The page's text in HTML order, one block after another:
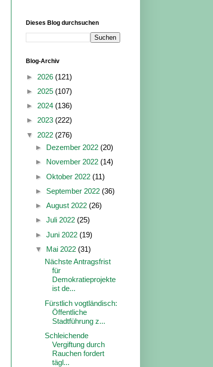
Dieses Blog durchsuchen
Blog-Archiv
► 2026 (121)
► 2025 (107)
► 2024 (136)
► 2023 (222)
▼ 2022 (276)
► Dezember 2022 (20)
► November 2022 (14)
► Oktober 2022 (11)
► September 2022 (36)
► August 2022 (26)
► Juli 2022 (25)
► Juni 2022 (19)
▼ Mai 2022 (31)
Nächste Antragsfrist
für
Demokratieprojekte
ist de...
Fürstlich vogtländisch:
Öffentliche
Stadtführung z...
Schleichende
Vergiftung durch
Rauchen fordert
tägl...